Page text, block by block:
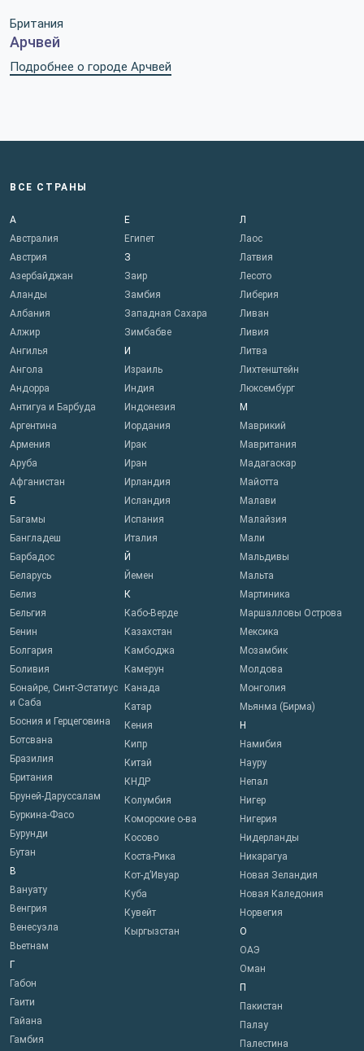
Британия
Арчвей
Подробнее о городе Арчвей
ВСЕ СТРАНЫ
А
Австралия
Австрия
Азербайджан
Аланды
Албания
Алжир
Ангилья
Ангола
Андорра
Антигуа и Барбуда
Аргентина
Армения
Аруба
Афганистан
Б
Багамы
Бангладеш
Барбадос
Беларусь
Белиз
Бельгия
Бенин
Болгария
Боливия
Бонайре, Синт-Эстатиус
и Саба
Босния и Герцеговина
Ботсвана
Бразилия
Британия
Бруней-Даруссалам
Буркина-Фасо
Бурунди
Бутан
В
Вануату
Венгрия
Венесуэла
Вьетнам
Г
Габон
Гаити
Гайана
Гамбия
Е
Египет
З
Заир
Замбия
Западная Сахара
Зимбабве
И
Израиль
Индия
Индонезия
Иордания
Ирак
Иран
Ирландия
Исландия
Испания
Италия
Й
Йемен
К
Кабо-Верде
Казахстан
Камбоджа
Камерун
Канада
Катар
Кения
Кипр
Китай
КНДР
Колумбия
Коморские о-ва
Косово
Коста-Рика
Кот-д’Ивуар
Куба
Кувейт
Кыргызстан
Л
Лаос
Латвия
Лесото
Либерия
Ливан
Ливия
Литва
Лихтенштейн
Люксембург
М
Маврикий
Мавритания
Мадагаскар
Майотта
Малави
Малайзия
Мали
Мальдивы
Мальта
Мартиника
Маршалловы Острова
Мексика
Мозамбик
Молдова
Монголия
Мьянма (Бирма)
Н
Намибия
Науру
Непал
Нигер
Нигерия
Нидерланды
Никарагуа
Новая Зеландия
Новая Каледония
Норвегия
О
ОАЭ
Оман
П
Пакистан
Палау
Палестина